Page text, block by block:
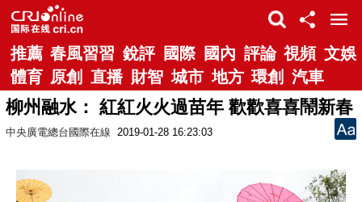
推薦 春風習習 銳評 國際 國內 評論 視頻 文娛
體育 原創 直播 財智 城市 地方 環創 汽車
柳州融水： 紅紅火火過苗年 歡歡喜喜鬧新春
中央廣電總台國際在線 2019-01-28 16:23:03